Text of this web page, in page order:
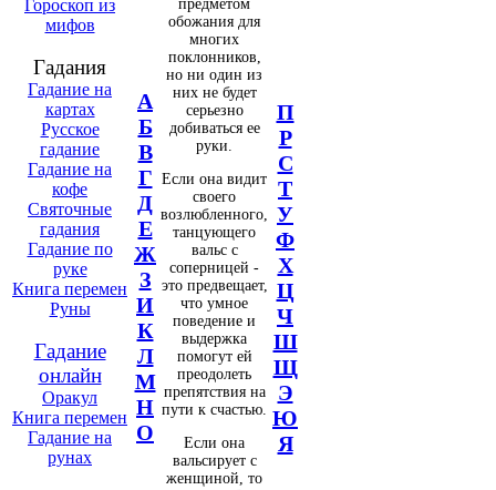
Гороскоп из
мифов
Гадания
Гадание на
картах
Русское
гадание
Гадание на
кофе
Святочные
гадания
Гадание по
руке
Книга перемен
Руны
Гадание
онлайн
Оракул
Книга перемен
Гадание на
рунах
А
Б
В
Г
Д
Е
Ж
З
И
К
Л
М
Н
О
предметом
обожания для
многих
поклонников,
но ни один из
них не будет
серьезно
добиваться ее
руки.
Если она видит
своего
возлюбленного,
танцующего
вальс с
соперницей -
это предвещает,
что умное
поведение и
выдержка
помогут ей
преодолеть
препятствия на
пути к счастью.
Если она
вальсирует с
женщиной, то
П
Р
С
Т
У
Ф
Х
Ц
Ч
Ш
Щ
Э
Ю
Я